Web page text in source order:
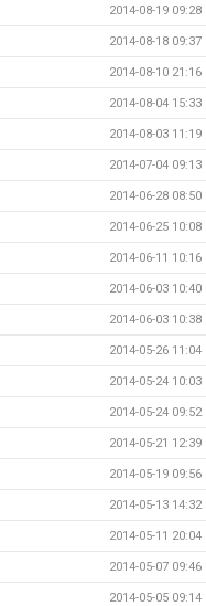
2014-08-19 09:28
2014-08-18 09:37
2014-08-10 21:16
2014-08-04 15:33
2014-08-03 11:19
2014-07-04 09:13
2014-06-28 08:50
2014-06-25 10:08
2014-06-11 10:16
2014-06-03 10:40
2014-06-03 10:38
2014-05-26 11:04
2014-05-24 10:03
2014-05-24 09:52
2014-05-21 12:39
2014-05-19 09:56
2014-05-13 14:32
2014-05-11 20:04
2014-05-07 09:46
2014-05-05 09:14